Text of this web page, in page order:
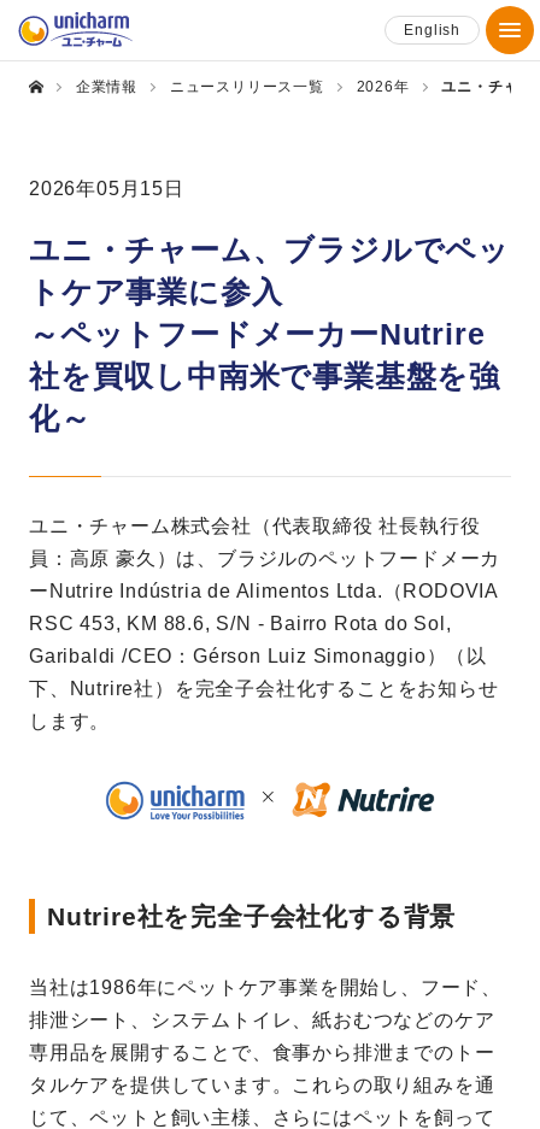
English
企業情報 ニュースリリース一覧 2026年 ユニ・チャー
2026年05月15日
ユニ・チャーム、ブラジルでペッ
トケア事業に参入
～ペットフードメーカーNutrire
社を買収し中南米で事業基盤を強
化～
ユニ・チャーム株式会社（代表取締役 社長執行役
員：高原 豪久）は、ブラジルのペットフードメーカ
ーNutrire Indústria de Alimentos Ltda.（RODOVIA
RSC 453, KM 88.6, S/N - Bairro Rota do Sol,
Garibaldi /CEO：Gérson Luiz Simonaggio）（以
下、Nutrire社）を完全子会社化することをお知らせ
します。
Nutrire社を完全子会社化する背景
当社は1986年にペットケア事業を開始し、フード、
排泄シート、システムトイレ、紙おむつなどのケア
専用品を展開することで、食事から排泄までのトー
タルケアを提供しています。これらの取り組みを通
じて、ペットと飼い主様、さらにはペットを飼って